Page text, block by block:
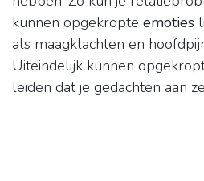
kunnen opgekropte emoties
als maagklachten en
Uiteindelijk kunnen
leiden dat je gedachten aan